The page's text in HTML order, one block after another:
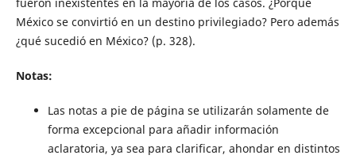
fueron inexistentes en la mayoría de los casos. ¿Porqué
México se convirtió en un destino privilegiado? Pero además
¿qué sucedió en México? (p. 328).
Notas:
Las notas a pie de página se utilizarán solamente de
forma excepcional para añadir información
aclaratoria, ya sea para clarificar, ahondar en distintos